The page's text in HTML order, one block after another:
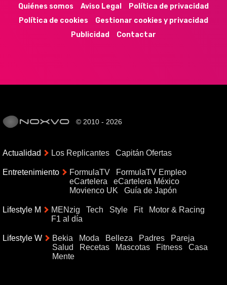
Quiénes somos Aviso Legal
Política de privacidad
Política de cookies
Gestionar cookies y privacidad
Publicidad
Contactar
© 2010 - 2026
Actualidad Los Replicantes Capitán Ofertas
Entretenimiento FormulaTV
FormulaTV Empleo
eCartelera
eCartelera México
Movienco UK
Guía de Japón
Lifestyle M MENzig Tech Style Fit
Motor & Racing
F1 al día
Lifestyle W Bekia Moda Belleza Padres
Pareja
Salud
Recetas Mascotas Fitness
Casa
Mente